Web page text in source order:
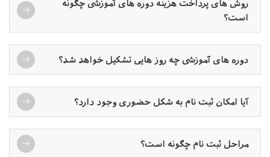
روش های پرداخت هزینه دوره های آموزشی چگونه
است؟
دوره های آموزشی چه روز هایی تشکیل خواهد شد؟
آیا امکان ثبت نام به شکل حضوری وجود دارد؟
مراحل ثبت نام چگونه است؟